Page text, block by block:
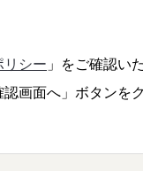
リシー 」をご確認い
画面へ」ボタンを